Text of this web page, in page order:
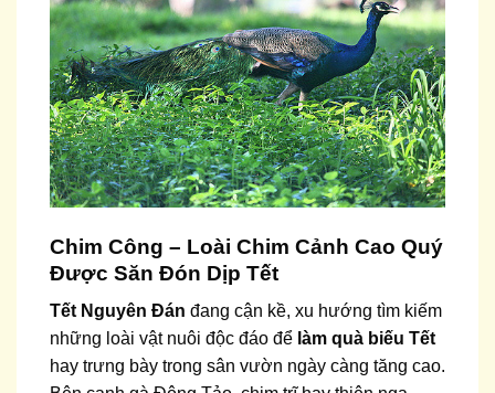
Chim Công – Loài Chim Cảnh Cao Quý
Được Săn Đón Dịp Tết
Tết Nguyên Đán đang cận kề, xu hướng tìm kiếm
những loài vật nuôi độc đáo để làm quà biếu Tết
hay trưng bày trong sân vườn ngày càng tăng cao.